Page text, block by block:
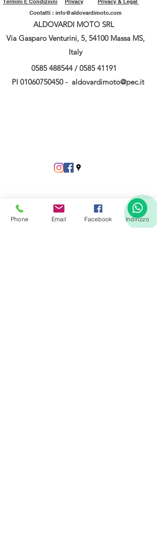
Privacy & Legal
Privacy
Termini E Condizioni
Contatti : info@aldovardimoto.com
ALDOVARDI MOTO SRL
Via Gasparo Venturini, 5, 54100 Massa MS,
Italy
0585 488544 / 0585 41191
PI 01060750450 - aldovardimoto@pec.it
Phone Email Facebook Indirizzo